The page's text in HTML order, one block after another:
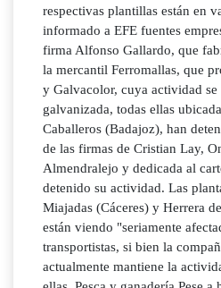
respectivas plantillas están en
informado a EFE fuentes
firma Alfonso Gallardo, que
la mercantil Ferromallas, que
y Galvacolor, cuya actividad se
galvanizada, todas ellas
Caballeros (Badajoz), han
de las firmas de Cristian Lay,
Almendralejo y dedicada al
detenido su actividad. Las
Miajadas (Cáceres) y Herrera
están viendo "seriamente
transportistas, si bien la
actualmente mantiene la